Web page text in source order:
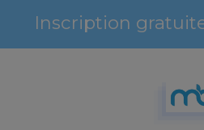
Inscription
Inscription